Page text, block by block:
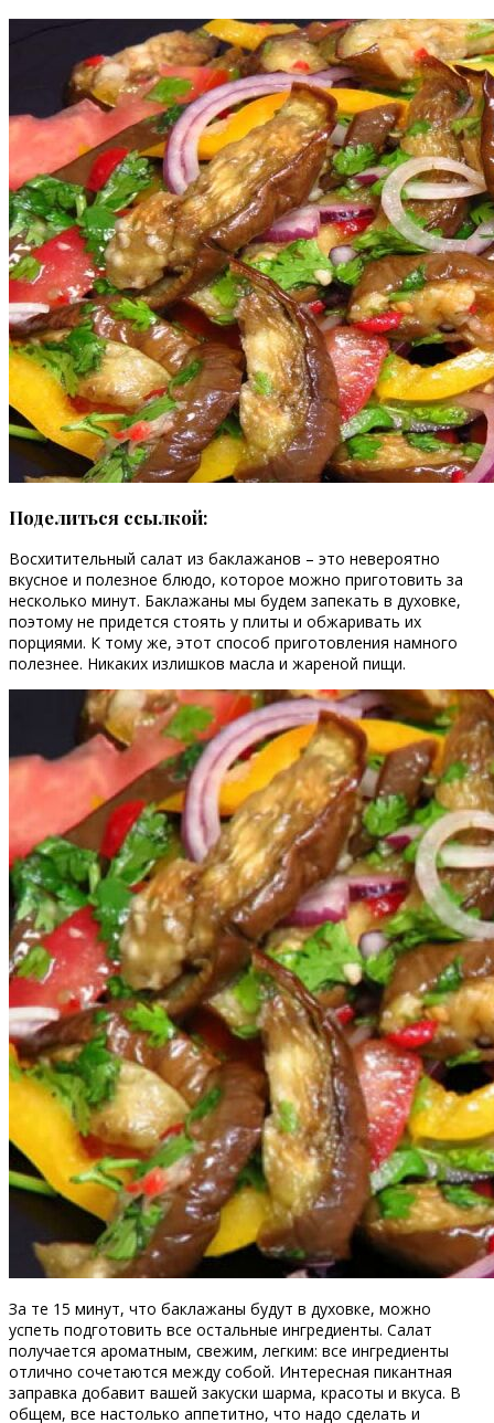
Поделиться ссылкой:
Восхитительный салат из баклажанов – это невероятно
вкусное и полезное блюдо, которое можно приготовить за
несколько минут. Баклажаны мы будем запекать в духовке,
поэтому не придется стоять у плиты и обжаривать их
порциями. К тому же, этот способ приготовления намного
полезнее. Никаких излишков масла и жареной пищи.
За те 15 минут, что баклажаны будут в духовке, можно
успеть подготовить все остальные ингредиенты. Салат
получается ароматным, свежим, легким: все ингредиенты
отлично сочетаются между собой. Интересная пикантная
заправка добавит вашей закуски шарма, красоты и вкуса. В
общем, все настолько аппетитно, что надо сделать и